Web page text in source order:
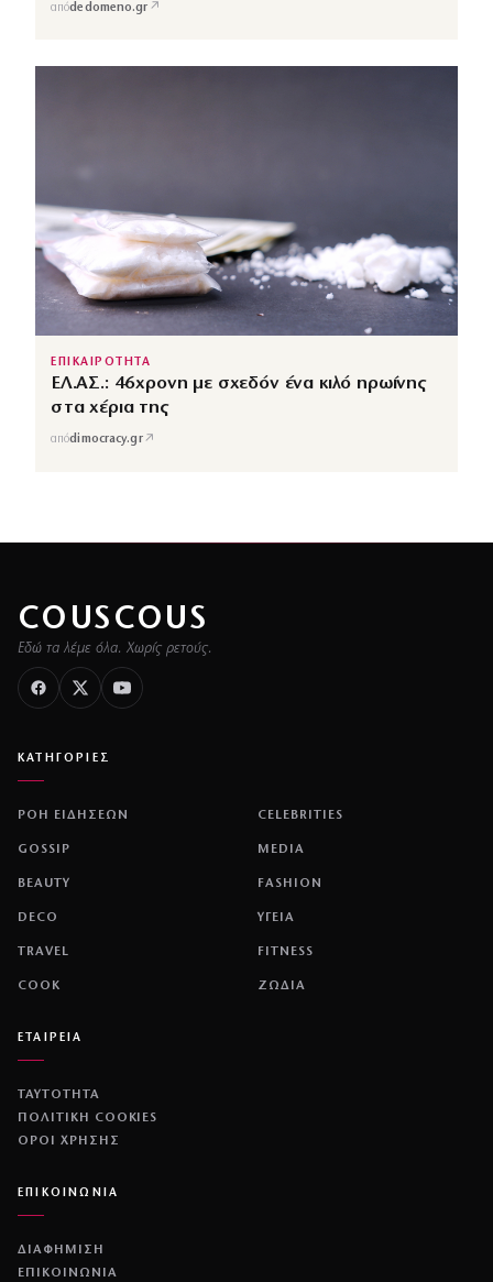
απόdedomeno.gr ↗
ΕΠΙΚΑΙΡΟΤΗΤΑ
ΕΛ.ΑΣ.: 46χρονη με σχεδόν ένα κιλό ηρωίνης
στα χέρια της
απόdimocracy.gr↗
COUSCOUS
Εδώ τα λέμε όλα. Χωρίς ρετούς.
ΚΑΤΗΓΟΡΙΕΣ
ΡΟΗ ΕΙΔΗΣΕΩΝ CELEBRITIES
GOSSIP MEDIA
BEAUTY FASHION
DECO ΥΓΕΙΑ
TRAVEL FITNESS
COOK ΖΩΔΙΑ
ΕΤΑΙΡΕΙΑ
ΤΑΥΤΟΤΗΤΑ
ΠΟΛΙΤΙΚΉ COOKIES
ΌΡΟΙ ΧΡΉΣΗΣ
ΕΠΙΚΟΙΝΩΝΙΑ
ΔΙΑΦΗΜΙΣΗ
ΕΠΙΚΟΙΝΩΝΙΑ